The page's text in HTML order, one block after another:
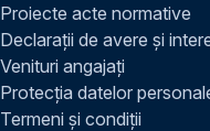
Proiecte acte normative
Declarații de avere și
Venituri angajați
Protecția datelor
Termeni și condiții